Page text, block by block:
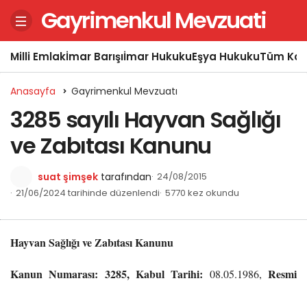
Gayrimenkul Mevzuati
Milli Emlakİmar Barışıİmar HukukuEşya HukukuTüm
Anasayfa Gayrimenkul Mevzuatı
3285 sayılı Hayvan Sağlığı
ve Zabıtası Kanunu
suat şimşek tarafından 24/08/2015
21/06/2024 tarihinde düzenlendi 5770 kez okundu
Hayvan Sağlığı ve Zabıtası Kanunu
Kanun Numarası: 3285, Kabul Tarihi: 08.05.1986,Resmi